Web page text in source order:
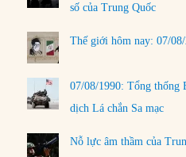
số của Trung Quốc
Thế giới hôm nay: 07/
07/08/1990: Tổng thống
dịch Lá chắn Sa mạc
Nỗ lực âm thầm của